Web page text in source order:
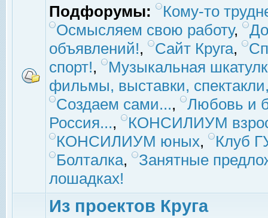
Подфорумы:
Кому-то
Осмысляем свою работу,
объявлений!, Сайт Круга,
спорт!,
Музыкальная
фильмы, выставки,
Создаем сами...,
Любовь и
Россия...,
КОНСИЛИУМ
КОНСИЛИУМ юных,
Клуб
Болталка,
Занятные
лошадках!
Из проектов Круга